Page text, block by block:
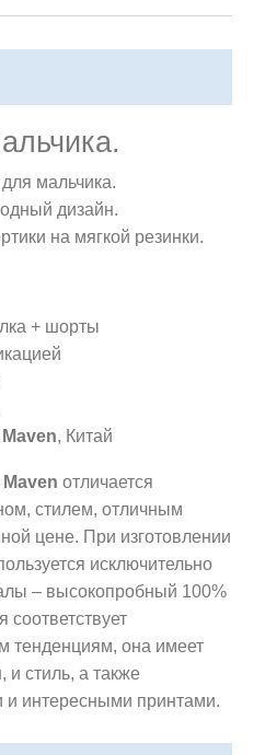
мальчика.
дизайн.
на мягкой резинки.
+ шорты
, Китай
Maven отличается
стилем, отличным
цене. При изготовлении
исключительно
– высокопробный 100%
соответствует
она имеет
и стиль, а также
и интересными принтами.